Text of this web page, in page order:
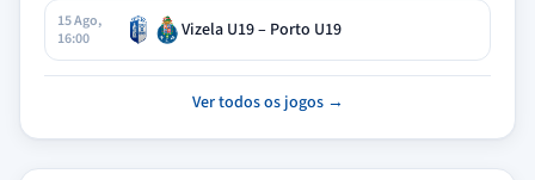
15 Ago,
16:00
Vizela U19 – Porto U19
Ver todos os jogos →